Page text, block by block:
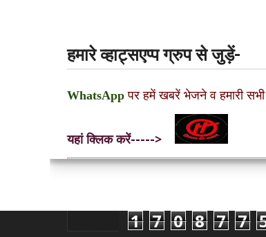
हमारे व्हाट्सएप्प ग्रुप से जुड़ें-
WhatsApp पर हमें खबरें भेजने व हमारी
यहां क्लिक करें----->
1 7 0 8 7 7